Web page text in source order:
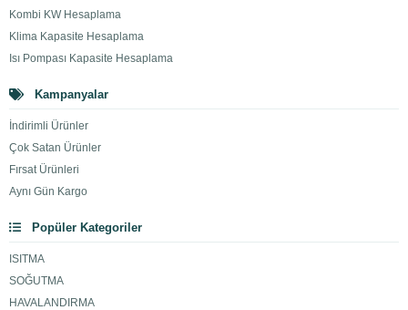
Kombi KW Hesaplama
Klima Kapasite Hesaplama
Isı Pompası Kapasite Hesaplama
Kampanyalar
İndirimli Ürünler
Çok Satan Ürünler
Fırsat Ürünleri
Aynı Gün Kargo
Popüler Kategoriler
ISITMA
SOĞUTMA
HAVALANDIRMA